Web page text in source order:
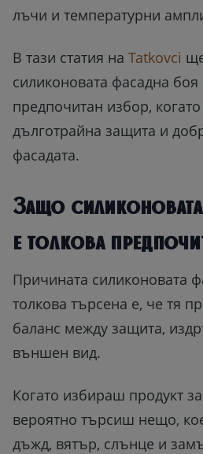
лъчи и температурни
В тази статия на Tatkovci
силиконовата фасадна боя
предпочитан избор,
дълготрайна защита и
фасадата.
Защо
е толкова
Причината силиконовата
толкова търсена е, че тя
баланс между защита,
външен вид.
Когато избираш продукт
вероятно търсиш нещо,
дъжд, вятър, слънце и